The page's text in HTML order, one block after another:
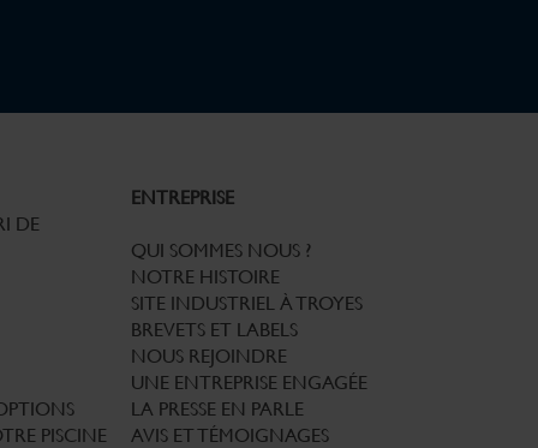
DE
PISCINE
ENTREPRISE
QUI SOMMES NOUS ?
NOTRE HISTOIRE
SITE INDUSTRIEL À TROYES
BREVETS ET LABELS
NOUS REJOINDRE
UNE ENTREPRISE ENGAGÉE
LA PRESSE EN PARLE
AVIS ET TÉMOIGNAGES